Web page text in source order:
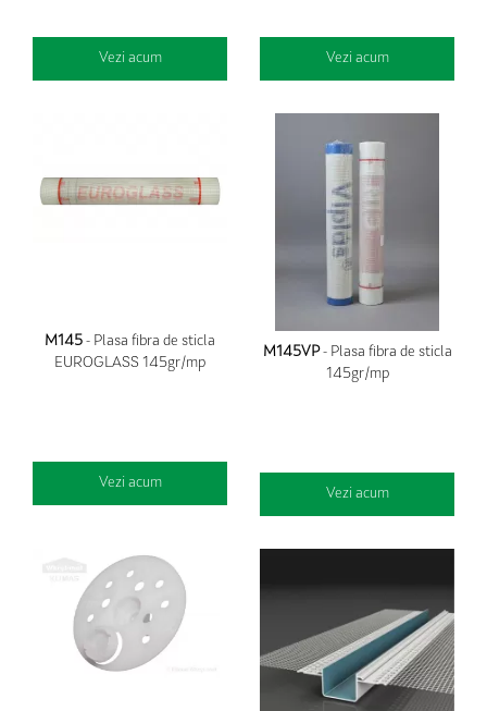
Vezi acum Vezi acum
M145 - Plasa fibra de sticla
EUROGLASS 145gr/mp
Vezi acum
M145VP- Plasa fibra de sticla
145gr/mp
Vezi acum